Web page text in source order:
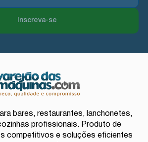
Inscreva-se
bares, restaurantes, lanchonetes,
profissionais. Produto de
competitivos e soluções eficientes